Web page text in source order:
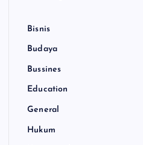
Bisnis
Budaya
Bussines
Education
General
Hukum